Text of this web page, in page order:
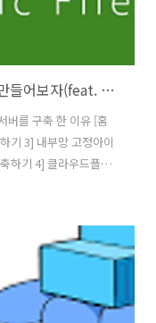
[홈서버구축하기 7] 공유 스토리지를 만들어보자(feat. 시놀로지)
버를 구축 한 이유 [홈
기 3] 내부망 고정아이
하기 4] 클라우드플레
[홈서버구축하기 5]
하기 7] 공유 스토리
기 8] 완성된 내 홈서버
용 앞선 게시글에서
이유에 대해 설명을